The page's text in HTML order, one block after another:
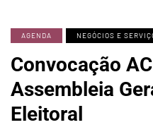
AGENDA NEGÓCIOS E
Convocação
Assembleia
Eleitoral